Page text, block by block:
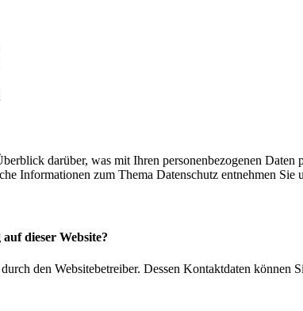
darüber, was mit Ihren personenbezogenen
Informationen zum Thema Datenschutz entnehmen Sie
dieser Website?
den Websitebetreiber. Dessen Kontaktdaten